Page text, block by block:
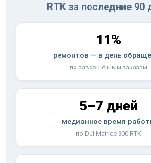
RTK за последние 90
11%
ремонтов — в день
по завершённым заказам
5–7 дней
медианное время
по DJI Matrice 300 RTK